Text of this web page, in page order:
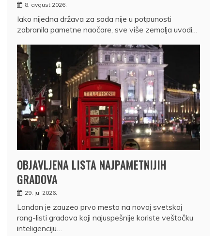
8. avgust 2026.
Iako nijedna država za sada nije u potpunosti
zabranila pametne naočare, sve više zemalja uvodi…
OBJAVLJENA LISTA NAJPAMETNIJIH
GRADOVA
29. jul 2026.
London je zauzeo prvo mesto na novoj svetskoj
rang-listi gradova koji najuspešnije koriste veštačku
inteligenciju…